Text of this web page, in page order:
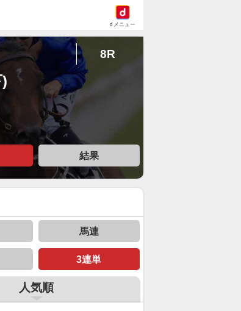
dメニュー
8R
結果
馬連
3連単
人気順